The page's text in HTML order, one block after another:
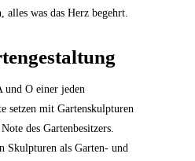
alles was das Herz begehrt.
und O einer jeden
setzen mit Gartenskulpturen
des Gartenbesitzers.
Skulpturen als Garten- und